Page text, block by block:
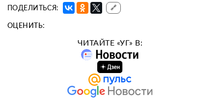
ПОДЕЛИТЬСЯ: 🔗
ОЦЕНИТЬ:
ЧИТАЙТЕ «УГ» В: